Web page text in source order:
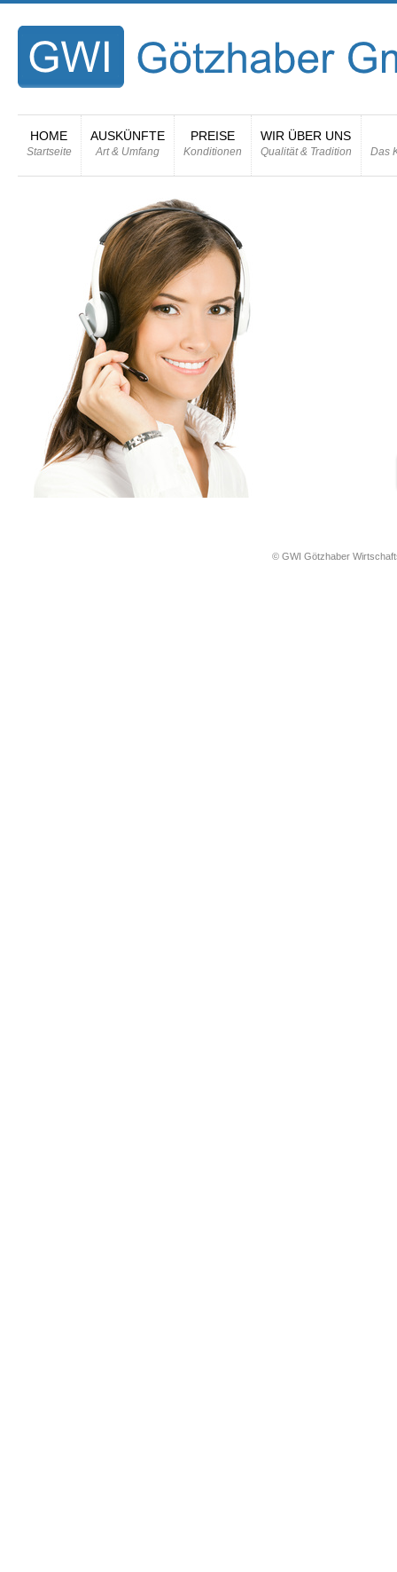
HOME
Startseite
AUSKÜNFTE
Art & Umfang
PREISE
Konditionen
WIR ÜBER UNS
Qualität & Tradition Das
© GWI Götzhaber